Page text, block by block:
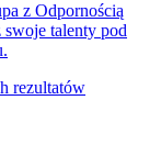
z Odpornością
talenty pod
rezultatów